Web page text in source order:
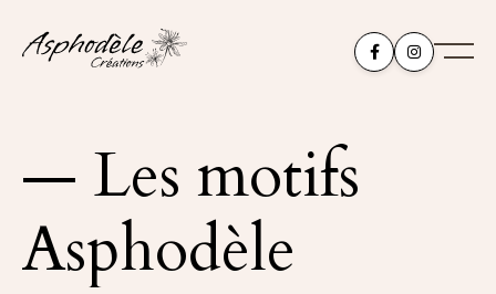
 
— Les motifs
Asphodèle